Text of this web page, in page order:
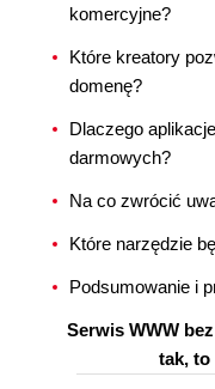
komercyjne?
Które kreatory
domenę?
Dlaczego
darmowych?
Na co zwrócić
Które narzędzie
Podsumowanie i
Serwis WWW
tak, to